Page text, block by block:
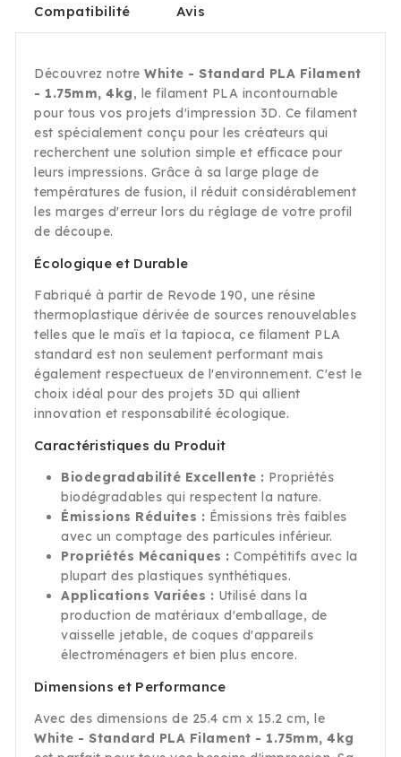
Compatibilité Avis
Découvrez notre White - Standard PLA Filament
- 1.75mm, 4kg, le filament PLA incontournable
pour tous vos projets d'impression 3D. Ce filament
est spécialement conçu pour les créateurs qui
recherchent une solution simple et efficace pour
leurs impressions. Grâce à sa large plage de
températures de fusion, il réduit considérablement
les marges d'erreur lors du réglage de votre profil
de découpe.
Écologique et Durable
Fabriqué à partir de Revode 190, une résine
thermoplastique dérivée de sources renouvelables
telles que le maïs et la tapioca, ce filament PLA
standard est non seulement performant mais
également respectueux de l'environnement. C'est le
choix idéal pour des projets 3D qui allient
innovation et responsabilité écologique.
Caractéristiques du Produit
Biodegradabilité Excellente : Propriétés
biodégradables qui respectent la nature.
Émissions Réduites : Émissions très faibles
avec un comptage des particules inférieur.
Propriétés Mécaniques : Compétitifs avec la
plupart des plastiques synthétiques.
Applications Variées : Utilisé dans la
production de matériaux d'emballage, de
vaisselle jetable, de coques d'appareils
électroménagers et bien plus encore.
Dimensions et Performance
Avec des dimensions de 25.4 cm x 15.2 cm, le
White - Standard PLA Filament - 1.75mm, 4kg